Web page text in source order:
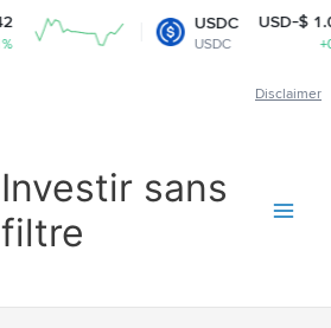
USDC
USDC
USD-$ 1.00
+0%
Disclaimer
Investir sans
filtre